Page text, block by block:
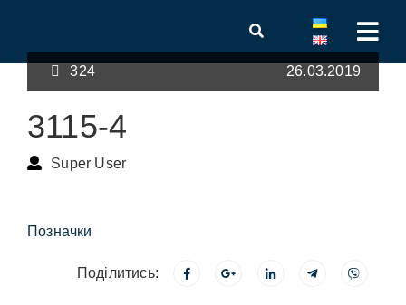
324 26.03.2019
3115-4
Super User
Позначки
Поділитись: